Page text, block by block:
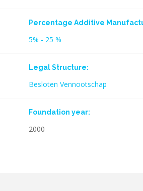
Percentage Additive
5% - 25 %
Legal Structure:
Besloten Vennootschap
Foundation year:
2000